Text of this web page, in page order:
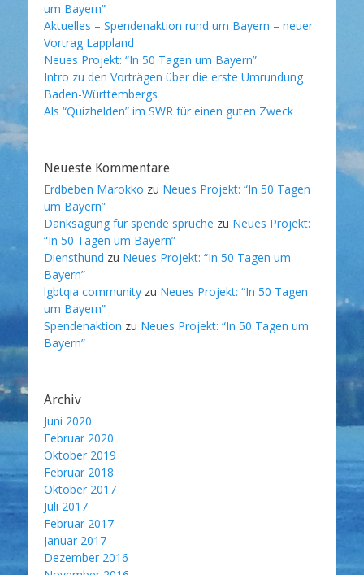
um Bayern”
Aktuelles – Spendenaktion rund um Bayern – neuer
Vortrag Lappland
Neues Projekt: “In 50 Tagen um Bayern”
Intro zu den Vorträgen über die erste Umrundung
Baden-Württembergs
Als “Quizhelden” im SWR für einen guten Zweck
Neueste Kommentare
Erdbeben Marokko zu Neues Projekt: “In 50 Tagen
um Bayern”
Danksagung für spende sprüche zu Neues Projekt:
“In 50 Tagen um Bayern”
Diensthund zu Neues Projekt: “In 50 Tagen um
Bayern”
lgbtqia community zu Neues Projekt: “In 50 Tagen
um Bayern”
Spendenaktion zu Neues Projekt: “In 50 Tagen um
Bayern”
Archiv
Juni 2020
Februar 2020
Oktober 2019
Februar 2018
Oktober 2017
Juli 2017
Februar 2017
Januar 2017
Dezember 2016